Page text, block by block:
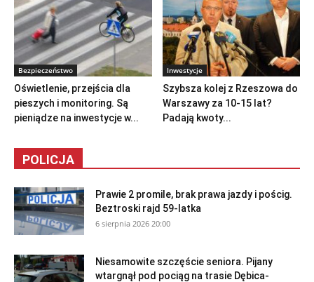
Bezpieczeństwo
Oświetlenie, przejścia dla
pieszych i monitoring. Są
pieniądze na inwestycje w...
Inwestycje
Szybsza kolej z Rzeszowa do
Warszawy za 10-15 lat?
Padają kwoty...
POLICJA
Prawie 2 promile, brak prawa jazdy i pościg.
Beztroski rajd 59-latka
6 sierpnia 2026 20:00
Niesamowite szczęście seniora. Pijany
wtargnął pod pociąg na trasie Dębica-